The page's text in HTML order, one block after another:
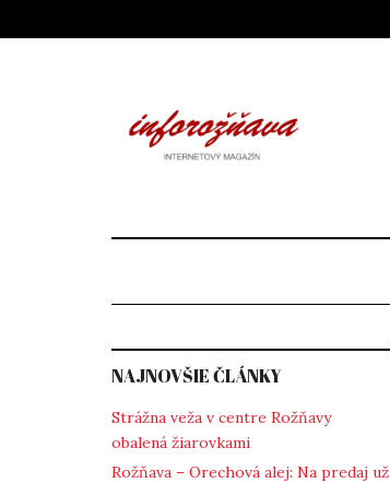
to
NAJNOVŠIE ČLÁNKY
Strážna veža v centre Rožňavy
obalená žiarovkami
Rožňava – Orechová alej: Na predaj už